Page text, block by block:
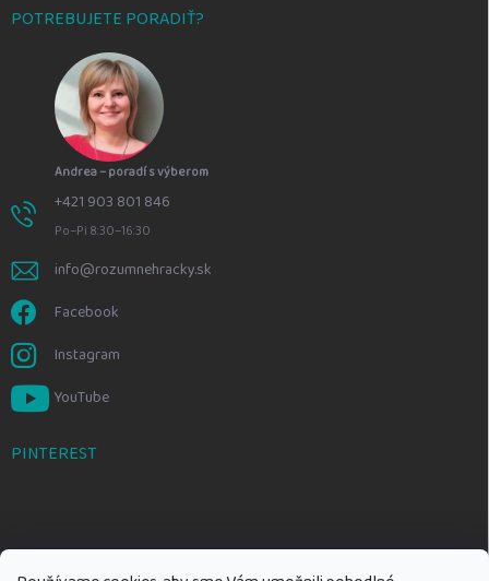
POTREBUJETE PORADIŤ?
Andrea – poradí s výberom
+421 903 801 846
Po–Pi 8:30–16:30
info@rozumnehracky.sk
Facebook
Instagram
YouTube
PINTEREST